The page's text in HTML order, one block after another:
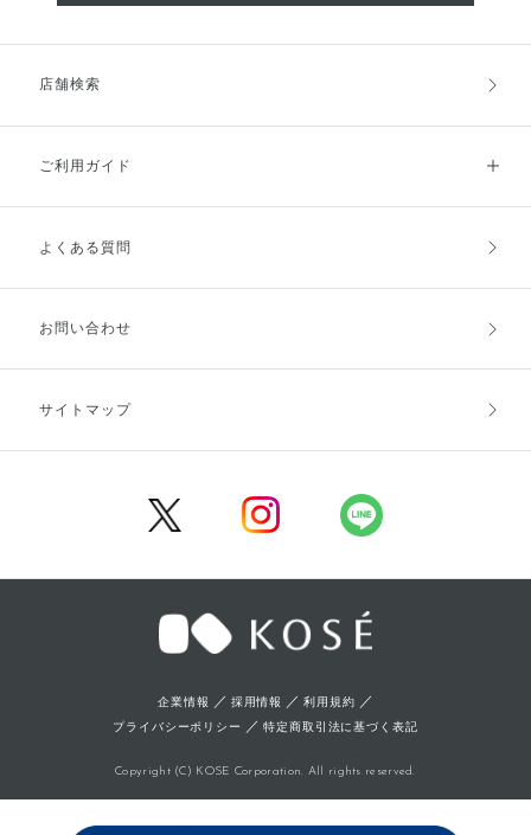
店舗検索
ご利用ガイド
ご利用ガイドトップ
お支払方法
キャンセル・返品・交換
よくある質問
お問い合わせ
サイトマップ
企業情報 ／ 採用情報 ／利用規約 ／
プライバシーポリシー ／特定商取引法に基づく表記
Copyright (C) KOSE Corporation. All rights reserved.